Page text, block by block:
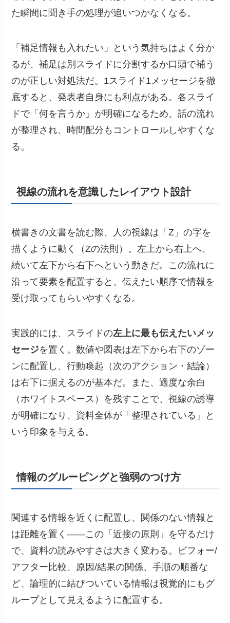
た瞬間に聞き手の処理が追いつかなくなる。
「補足情報も入れたい」という気持ちはよく分か
るが、補足は別スライドに分割するか口頭で補う
のが正しい対処法だ。1スライド1メッセージを徹
底すると、発表者自身にも利点がある。各スライ
ドで「何を言うか」が明確になるため、話の流れ
が整理され、時間配分もコントロールしやすくな
る。
視線の流れを意識したレイアウト設計
横書きの文書を読む際、人の視線は「Z」の字を
描くように動く（Zの法則）。左上から右上へ、
続いて左下から右下へという動きだ。この流れに
沿って要素を配置すると、伝えたい順序で情報を
受け取ってもらいやすくなる。
実践的には、スライドの左上に最も伝えたいメッ
セージを置く。数値や図表は左下から右下のゾー
ンに配置し、行動喚起（次のアクション・結論）
は右下に据えるのが基本だ。また、適度な余白
（ホワイトスペース）を残すことで、視線の誘導
が明確になり、資料全体が「整理されている」と
いう印象を与える。
情報のグルーピングと強弱のつけ方
関連する情報を近くに配置し、関係のない情報と
は距離を置く——この「近接の原則」を守るだけ
で、資料の読みやすさは大きく変わる。ビフォー/
アフター比較、原因/結果の関係、手順の順番な
ど、論理的に結びついている情報は視覚的にもグ
ループとして見えるように配置する。